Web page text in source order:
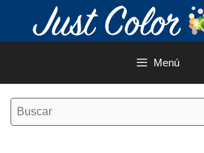
contenido
Menú